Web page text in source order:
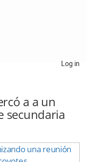
Log in
a a un
secundaria